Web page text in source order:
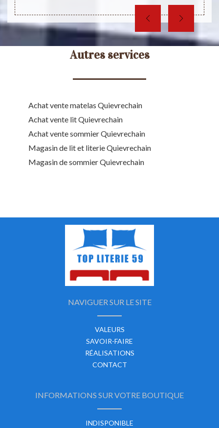
Autres services
Achat vente matelas Quievrechain
Achat vente lit Quievrechain
Achat vente sommier Quievrechain
Magasin de lit et literie Quievrechain
Magasin de sommier Quievrechain
NAVIGUER SUR LE SITE
VALEURS
SAVOIR-FAIRE
RÉALISATIONS
CONTACT
INFORMATIONS SUR VOTRE BOUTIQUE
INDISPONIBLE